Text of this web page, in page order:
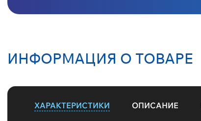
ИНФОРМАЦИЯ О ТОВАРЕ
ХАРАКТЕРИСТИКИ ОПИСАНИЕ